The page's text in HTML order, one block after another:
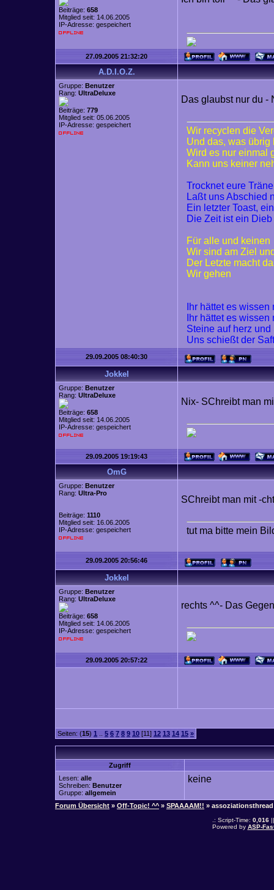
Beiträge: 658
Mitglied seit: 14.06.2005
IP-Adresse: gespeichert
27.09.2005 21:32:20
A.D.I.O.Z.
Gruppe: Benutzer
Rang: UltraDeluxe
Beiträge: 779
Mitglied seit: 05.06.2005
IP-Adresse: gespeichert
Das glaubst nur du -
Wir recyclen die
Und das, was übrig
Wird es nur einmal
Kann uns keiner
Trocknet eure
Laßt uns Abschied
Ein letzter Toast,
Die Zeit ist ein Dieb
Für alle und keinen
Wir sind am Ziel
Der Letzte macht
Wir gehen
Ihr hättet es wissen
Ihr hättet es wissen
Steine auf herz und
Uns schießt der
29.09.2005 08:40:30
Jokkel
Gruppe: Benutzer
Rang: UltraDeluxe
Beiträge: 658
Mitglied seit: 14.06.2005
IP-Adresse: gespeichert
Nix- SChreibt man
29.09.2005 19:19:43
OmG
Gruppe: Benutzer
Rang: Ultra-Pro
Beiträge: 1110
Mitglied seit: 16.06.2005
IP-Adresse: gespeichert
SChreibt man mit -
tut ma bitte mein
29.09.2005 20:56:46
Jokkel
Gruppe: Benutzer
Rang: UltraDeluxe
Beiträge: 658
Mitglied seit: 14.06.2005
IP-Adresse: gespeichert
rechts ^^- Das
29.09.2005 20:57:22
Seiten: (15) 1 5 6 7 8 9 10 [11] 12 13 14 15 »
Zugriff
Lesen: alle
Schreiben: Benutzer
Gruppe: allgemein
keine
Forum Übersicht » Off-Topic! ^^ » SPAAAAM!! » assoziationsthread
.: Script-Time: 0,016||
Powered by ASP-